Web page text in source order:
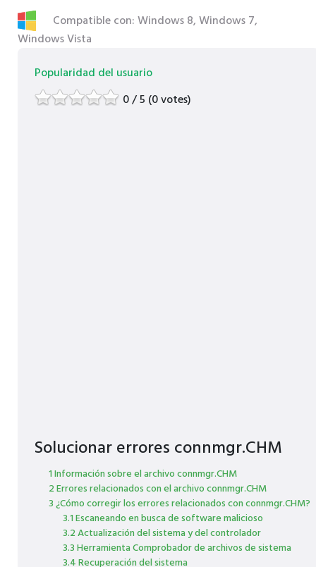
Compatible con: Windows 8, Windows 7,
Windows Vista
Popularidad del usuario
0 / 5 (0 votes)
Solucionar errores connmgr.CHM
1 Información sobre el archivo connmgr.CHM
2 Errores relacionados con el archivo connmgr.CHM
3 ¿Cómo corregir los errores relacionados con connmgr.CHM?
3.1 Escaneando en busca de software malicioso
3.2 Actualización del sistema y del controlador
3.3 Herramienta Comprobador de archivos de sistema
3.4 Recuperación del sistema